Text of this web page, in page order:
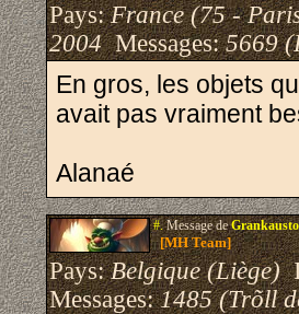
Pays:France (75 -
2004Messages:5669
En gros, les objets
avait pas vraiment
Alanaé
#.Message deGrankausto
[MH Team]
Pays:Belgique (Liège)
Messages:1485 (Trõll